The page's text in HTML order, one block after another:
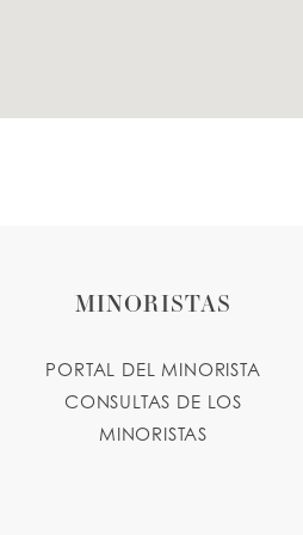
MINORISTAS
PORTAL DEL MINORISTA
CONSULTAS DE LOS
MINORISTAS